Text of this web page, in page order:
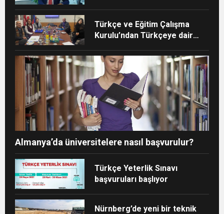
Türkçe ve Eğitim Çalışma
Kurulu’ndan Türkçeye dair
Almanya’da üniversitelere nasıl başvurulur?
Türkçe Yeterlik Sınavı
başvuruları başlıyor
Nürnberg’de yeni bir teknik